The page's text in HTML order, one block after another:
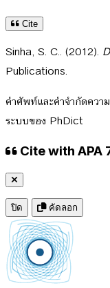
Cite
Sinha, S. C.. (2012).
Publications.
คำศัพท์และคำจำกัดควา
ระบบของ PhDict
Cite with APA
ปิด คัดลอก